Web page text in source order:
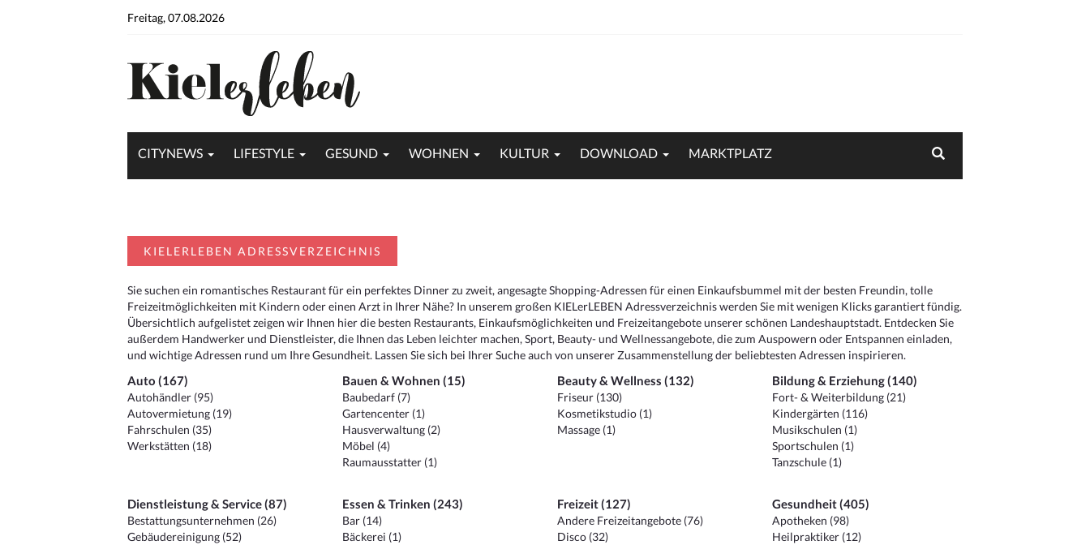
Freitag, 07.08.2026
CITYNEWS LIFESTYLE GESUND WOHNEN KULTUR DOWNLOAD MARKTPLATZ
KIELERLEBEN ADRESSVERZEICHNIS
Sie suchen ein romantisches Restaurant für ein perfektes Dinner zu zweit, angesagte Shopping-Adressen für einen Einkaufsbummel mit der besten Freundin, tolle
Freizeitmöglichkeiten mit Kindern oder einen Arzt in Ihrer Nähe? In unserem großen KIELerLEBEN Adressverzeichnis werden Sie mit wenigen Klicks garantiert fündig.
Übersichtlich aufgelistet zeigen wir Ihnen hier die besten Restaurants, Einkaufsmöglichkeiten und Freizeitangebote unserer schönen Landeshauptstadt. Entdecken Sie
außerdem Handwerker und Dienstleister, die Ihnen das Leben leichter machen, Sport, Beauty- und Wellnessangebote, die zum Auspowern oder Entspannen einladen,
und wichtige Adressen rund um Ihre Gesundheit. Lassen Sie sich bei Ihrer Suche auch von unserer Zusammenstellung der beliebtesten Adressen inspirieren.
Auto (167)
Autohändler (95)
Autovermietung (19)
Fahrschulen (35)
Werkstätten (18)
Bauen & Wohnen (15)
Baubedarf (7)
Gartencenter (1)
Hausverwaltung (2)
Möbel (4)
Raumausstatter (1)
Beauty & Wellness (132)
Friseur (130)
Kosmetikstudio (1)
Massage (1)
Bildung & Erziehung (140)
Fort- & Weiterbildung (21)
Kindergärten (116)
Musikschulen (1)
Sportschulen (1)
Tanzschule (1)
Dienstleistung & Service (87)
Bestattungsunternehmen (26)
Gebäudereinigung (52)
Essen & Trinken (243)
Bar (14)
Bäckerei (1)
Freizeit (127)
Andere Freizeitangebote (76)
Disco (32)
Gesundheit (405)
Apotheken (98)
Heilpraktiker (12)